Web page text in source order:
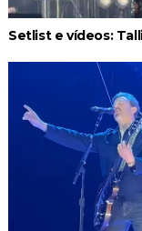
Setlist e vídeos: